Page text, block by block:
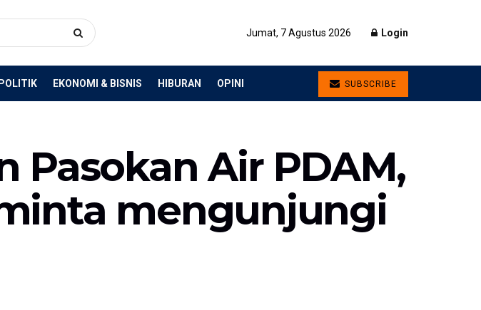
Jumat, 7 Agustus 2026 Login
POLITIK EKONOMI & BISNIS HIBURAN OPINI SUBSCRIBE
Pasokan Air PDAM,
mengunjungi